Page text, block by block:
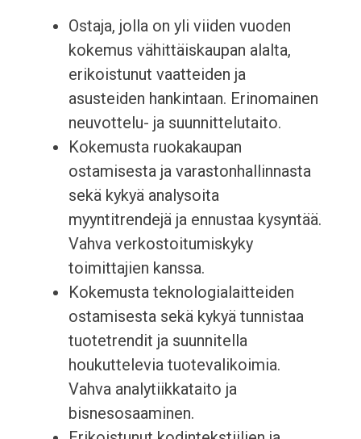
Ostaja, jolla on yli viiden vuoden
kokemus vähittäiskaupan alalta,
erikoistunut vaatteiden ja
asusteiden hankintaan. Erinomainen
neuvottelu- ja suunnittelutaito.
Kokemusta ruokakaupan
ostamisesta ja varastonhallinnasta
sekä kykyä analysoita
myyntitrendejä ja ennustaa kysyntää.
Vahva verkostoitumiskyky
toimittajien kanssa.
Kokemusta teknologialaitteiden
ostamisesta sekä kykyä tunnistaa
tuotetrendit ja suunnitella
houkuttelevia tuotevalikoimia.
Vahva analytiikkataito ja
bisnesosaaminen.